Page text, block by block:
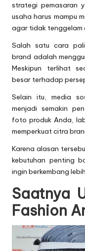
strategi pemasaran
usaha harus mampu
agar tidak tenggelam
Salah satu cara
brand adalah
Meskipun terlihat
besar terhadap
Selain itu, media
menjadi semakin
foto produk Anda,
memperkuat citra
Karena alasan
kebutuhan penting
ingin berkembang
Saatnya
Fashion